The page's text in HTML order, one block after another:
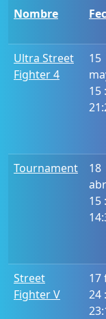
Nombre
Ultra Street
Fighter 4
15
15 :
Tournament
18
abr
15 :
Street
Fighter V
17
24 :